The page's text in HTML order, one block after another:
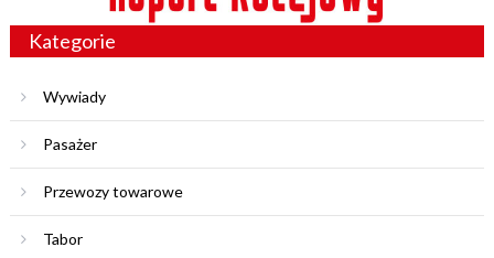
Kategorie
Wywiady
Pasażer
Przewozy towarowe
Tabor